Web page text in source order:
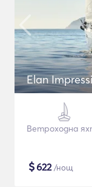
Elan
Ветроходна
$622/нощ